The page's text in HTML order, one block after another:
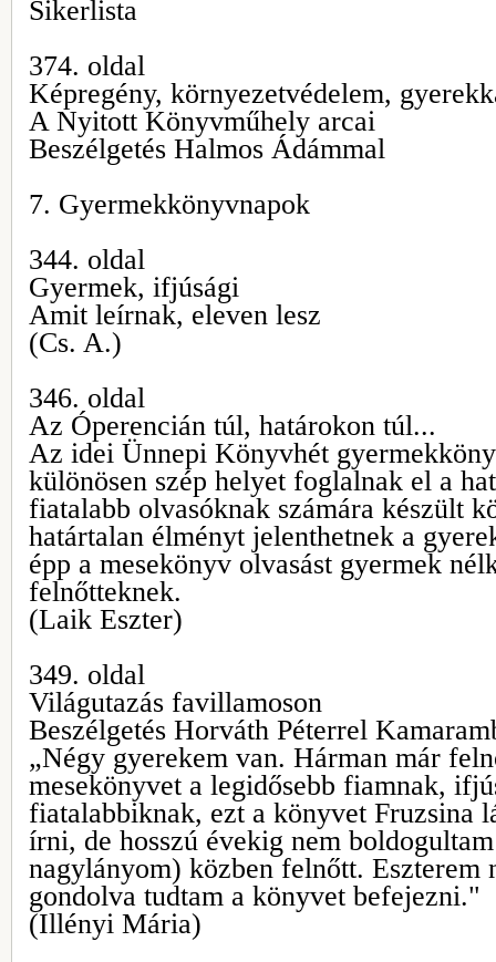
Sikerlista
374. oldal
Képregény, környezetvédelem,
A Nyitott Könyvműhely arcai
Beszélgetés Halmos Ádámmal
7. Gyermekkönyvnapok
344. oldal
Gyermek, ifjúsági
Amit leírnak, eleven lesz
(Cs. A.)
346. oldal
Az Óperencián túl, határokon túl...
Az idei Ünnepi Könyvhét
különösen szép helyet foglalnak el a
fiatalabb olvasóknak számára készült
határtalan élményt jelenthetnek a
épp a mesekönyv olvasást gyermek
felnőtteknek.
(Laik Eszter)
349. oldal
Világutazás favillamoson
Beszélgetés Horváth Péterrel
„Négy gyerekem van. Hárman már
mesekönyvet a legidősebb fiamnak,
fiatalabbiknak, ezt a könyvet Fruzsina
írni, de hosszú évekig nem
nagylányom) közben felnőtt. Eszterem
gondolva tudtam a könyvet befejezni."
(Illényi Mária)